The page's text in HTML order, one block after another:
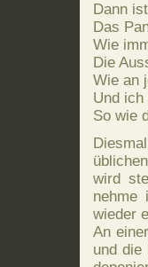
Dann
Das
Wie
Die
Wie an
Und ich
So wie
wird
nehme
wieder
An
und die